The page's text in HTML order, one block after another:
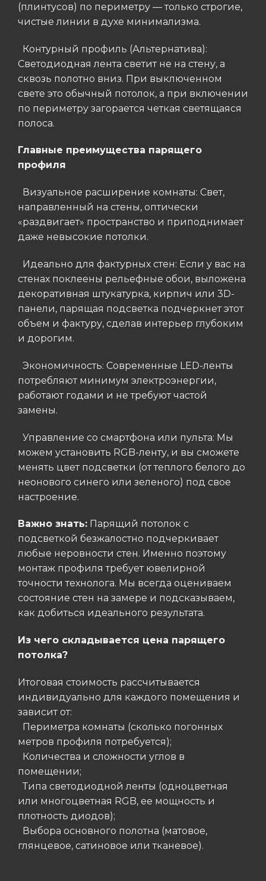
(плинтусов) по периметру — только строгие,
чистые линии в духе минимализма.
Контурный профиль (Альтернатива):
Светодиодная лента светит не на стену, а
сквозь полотно вниз. При выключенном
свете это обычный потолок, а при включении
по периметру загорается четкая светящаяся
полоса.
Главные преимущества парящего
профиля
Визуальное расширение комнаты: Свет,
направленный на стены, оптически
«раздвигает» пространство и приподнимает
даже невысокие потолки.
Идеально для фактурных стен: Если у вас на
стенах поклеены рельефные обои, выложена
декоративная штукатурка, кирпич или 3D-
панели, парящая подсветка подчеркнет этот
объем и фактуру, сделав интерьер глубоким
и дорогим.
Экономичность: Современные LED-ленты
потребляют минимум электроэнергии,
работают годами и не требуют частой
замены.
Управление со смартфона или пульта: Мы
можем установить RGB-ленту, и вы сможете
менять цвет подсветки (от теплого белого до
неонового синего или зеленого) под свое
настроение.
Важно знать: Парящий потолок с
подсветкой безжалостно подчеркивает
любые неровности стен. Именно поэтому
монтаж профиля требует ювелирной
точности технолога. Мы всегда оцениваем
состояние стен на замере и подсказываем,
как добиться идеального результата.
Из чего складывается цена парящего
потолка?
Итоговая стоимость рассчитывается
индивидуально для каждого помещения и
зависит от:
Периметра комнаты (сколько погонных
метров профиля потребуется);
Количества и сложности углов в
помещении;
Типа светодиодной ленты (одноцветная
или многоцветная RGB, ее мощность и
плотность диодов);
Выбора основного полотна (матовое,
глянцевое, сатиновое или тканевое).